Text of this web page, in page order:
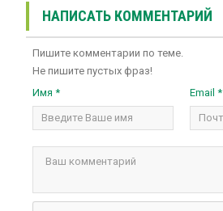
НАПИСАТЬ КОММЕНТАРИЙ
Пишите комментарии по теме.
Не пишите пустых фраз!
Имя *
Email *